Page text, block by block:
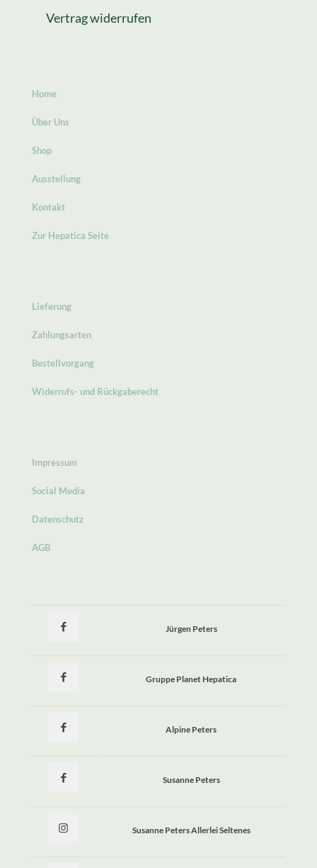
Vertrag widerrufen
Home
Über Uns
Shop
Ausstellung
Kontakt
Zur Hepatica Seite
Lieferung
Zahlungsarten
Bestellvorgang
Widerrufs- und Rückgaberecht
Impressum
Social Media
Datenschutz
AGB
Jürgen Peters
Gruppe Planet Hepatica
Alpine Peters
Susanne Peters
Susanne Peters Allerlei Seltenes